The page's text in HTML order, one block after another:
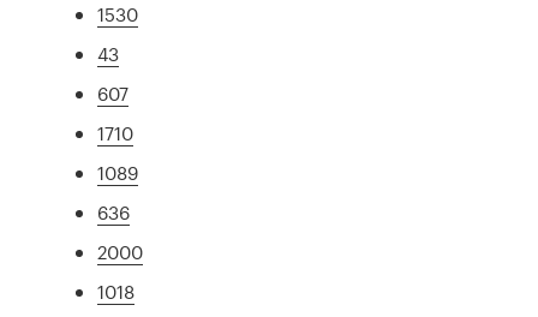
1530
43
607
1710
1089
636
2000
1018